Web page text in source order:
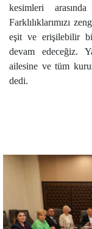
kesimleri
Farklılıklarımızı
eşit ve erişilebilir
devam edeceğiz.
ailesine ve tüm
dedi.